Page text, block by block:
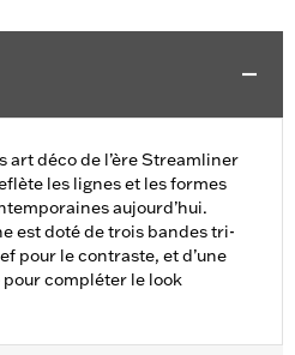
déco de l’ère Streamliner
les lignes et les formes
aujourd’hui.
est doté de trois bandes tri-
pour le contraste, et d’une
compléter le look